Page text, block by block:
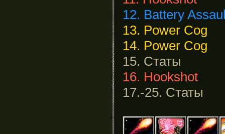
12. Battery
13. Power Cog
14. Power Cog
15. Статы
16. Hookshot
17.-25. Статы